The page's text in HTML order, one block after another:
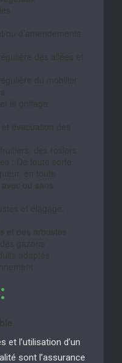
et l’utilisation d’un
sont l’assurance